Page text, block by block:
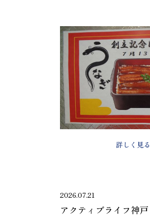
詳しく見る
2026.07.21
アクティブライフ神戸